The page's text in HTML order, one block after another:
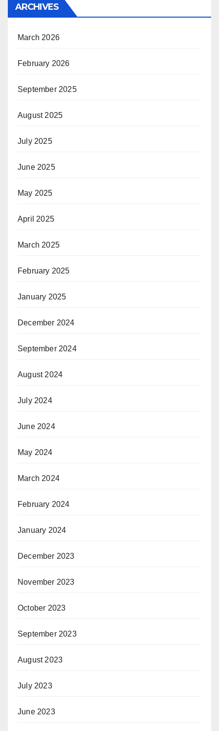
ARCHIVES
March 2026
February 2026
September 2025
August 2025
July 2025
June 2025
May 2025
April 2025
March 2025
February 2025
January 2025
December 2024
September 2024
August 2024
July 2024
June 2024
May 2024
March 2024
February 2024
January 2024
December 2023
November 2023
October 2023
September 2023
August 2023
July 2023
June 2023